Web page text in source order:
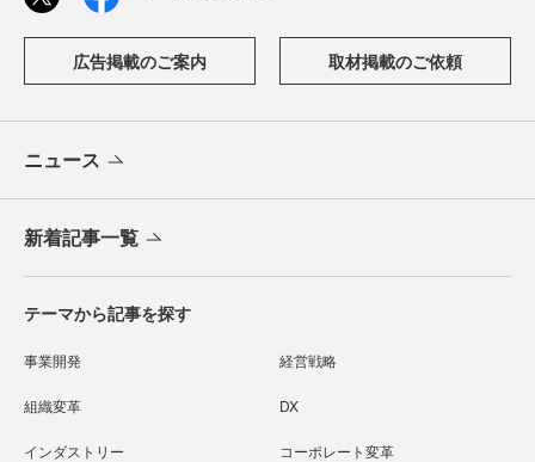
広告掲載のご案内 取材掲載のご依頼
ニュース
新着記事一覧
テーマから記事を探す
事業開発 経営戦略
組織変革 DX
インダストリー コーポレート変革